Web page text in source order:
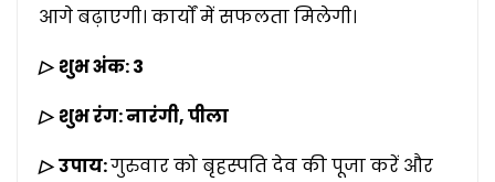
आगे बढ़ाएगी। कार्यों में सफलता मिलेगी।
▷ शुभ अंक: 3
▷ शुभ रंग: नारंगी, पीला
▷उपाय:गुरुवार को बृहस्पति देव की पूजा करें और